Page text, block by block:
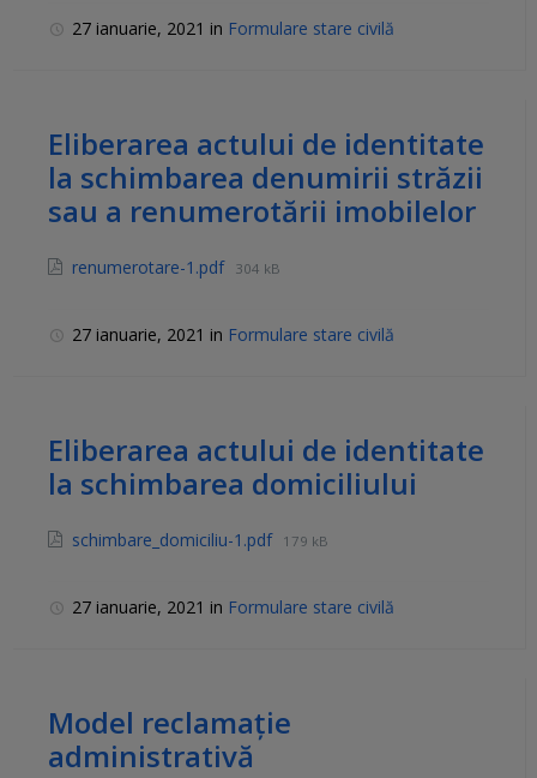
27 ianuarie, 2021 in Formulare stare civilă
Eliberarea actului de identitate
la schimbarea denumirii străzii
sau a renumerotării imobilelor
renumerotare-1.pdf 304 kB
27 ianuarie, 2021 in Formulare stare civilă
Eliberarea actului de identitate
la schimbarea domiciliului
schimbare_domiciliu-1.pdf 179 kB
27 ianuarie, 2021 in Formulare stare civilă
Model reclamație
administrativă